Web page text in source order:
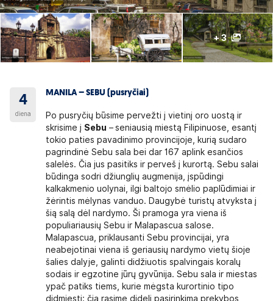
+ 3
4
diena
MANILA – SEBU (pusryčiai)
Po pusryčių būsime pervežti į vietinį oro uostą ir
skrisime į Sebu – seniausią miestą Filipinuose, esantį
tokio paties pavadinimo provincijoje, kurią sudaro
pagrindinė Sebu sala bei dar 167 aplink esančios
salelės. Čia jus pasitiks ir perveš į kurortą. Sebu salai
būdinga sodri džiunglių augmenija, įspūdingi
kalkakmenio uolynai, ilgi baltojo smėlio paplūdimiai ir
žėrintis mėlynas vanduo. Daugybė turistų atvyksta į
šią salą dėl nardymo. Ši pramoga yra viena iš
populiariausių Sebu ir Malapascua salose.
Malapascua, priklausanti Sebu provincijai, yra
neabejotinai viena iš geriausių nardymo vietų šioje
šalies dalyje, galinti didžiuotis spalvingais koralų
sodais ir egzotine jūrų gyvūnija. Sebu sala ir miestas
ypač patiks tiems, kurie mėgsta kurortinio tipo
didmiestį: čia rasime didelį pasirinkimą prekybos